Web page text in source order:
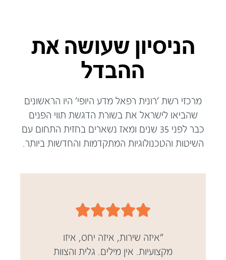
הניסיון שעושה את
ההבדל
מרכזי רשת 'רונית רפאל מדע היופי' היו הראשונים
שהביאו לישראל את בשורת הדגשת תווי הפנים
כבר לפני 35 שנים ומאז נשארים בחזית התחום עם
השיטות והטכנולוגיות המתקדמות והחדשות ביותר.





"איזה שירות, איזה יחס, איזו
מקצועיות. אין מילים. גלית והצוות